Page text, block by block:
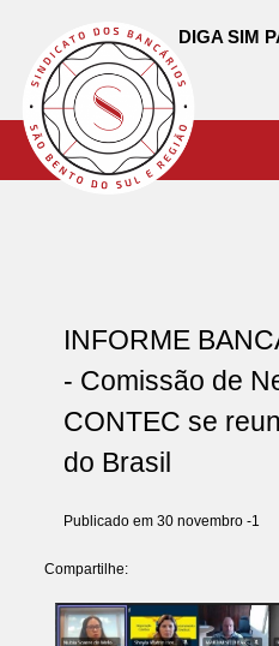
DIGA SIM
INFORME
- Comissão de
CONTEC se
do Brasil
Publicado em 30 novembro -1
Compartilhe: